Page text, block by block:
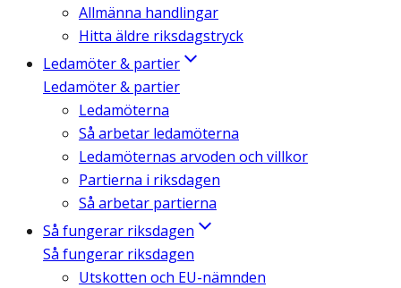
Allmänna handlingar
Hitta äldre riksdagstryck
Ledamöter & partier
Ledamöter & partier
Ledamöterna
Så arbetar ledamöterna
Ledamöternas arvoden och villkor
Partierna i riksdagen
Så arbetar partierna
Så fungerar riksdagen
Så fungerar riksdagen
Utskotten och EU-nämnden